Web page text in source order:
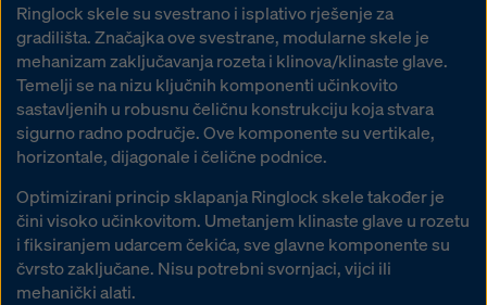
Ringlock skele su svestrano i isplativo rješenje za
gradilišta. Značajka ove svestrane, modularne skele je
mehanizam zaključavanja rozeta i klinova/klinaste glave.
Temelji se na nizu ključnih komponenti učinkovito
sastavljenih u robusnu čeličnu konstrukciju koja stvara
sigurno radno područje. Ove komponente su vertikale,
horizontale, dijagonale i čelične podnice.
Optimizirani princip sklapanja Ringlock skele također je
čini visoko učinkovitom. Umetanjem klinaste glave u rozetu
i fiksiranjem udarcem čekića, sve glavne komponente su
čvrsto zaključane. Nisu potrebni svornjaci, vijci ili
mehanički alati.